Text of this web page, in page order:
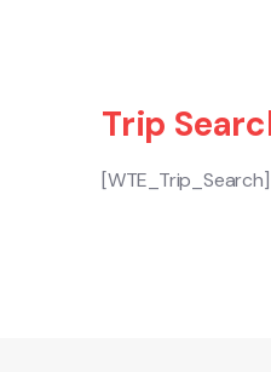
Trip
[WTE_Trip_Search]